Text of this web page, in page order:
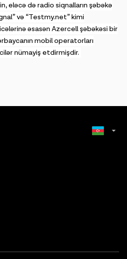
eləcə də radio siqnalların şəbəkə
və “Testmy.net” kimi
əsasən Azercell şəbəkəsi bir
mobil operatorları
nümayiş etdirmişdir.